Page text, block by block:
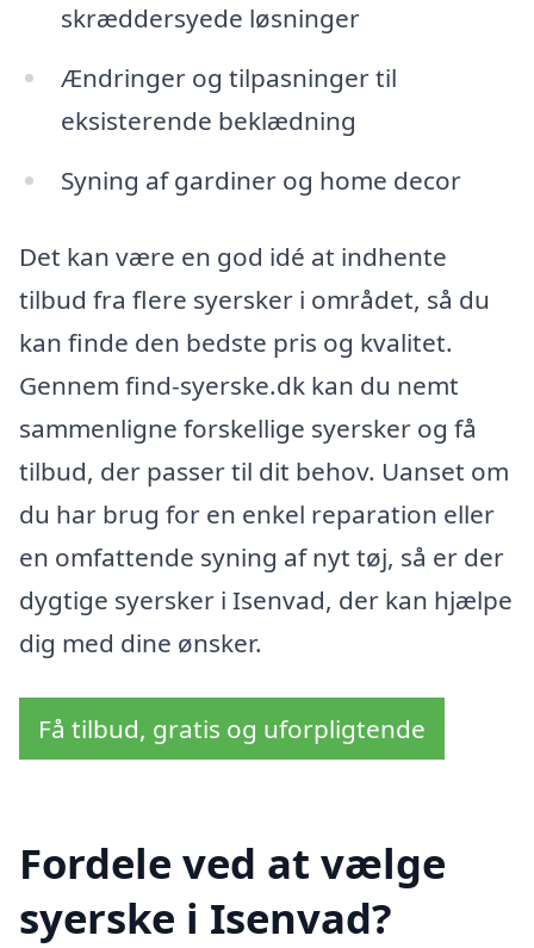
skræddersyede løsninger
Ændringer og tilpasninger til
eksisterende beklædning
Syning af gardiner og home decor
Det kan være en god idé at indhente
tilbud fra flere syersker i området, så du
kan finde den bedste pris og kvalitet.
Gennem find-syerske.dk kan du nemt
sammenligne forskellige syersker og få
tilbud, der passer til dit behov. Uanset om
du har brug for en enkel reparation eller
en omfattende syning af nyt tøj, så er der
dygtige syersker i Isenvad, der kan hjælpe
dig med dine ønsker.
Få tilbud, gratis og uforpligtende
Fordele ved at vælge
syerske i Isenvad?